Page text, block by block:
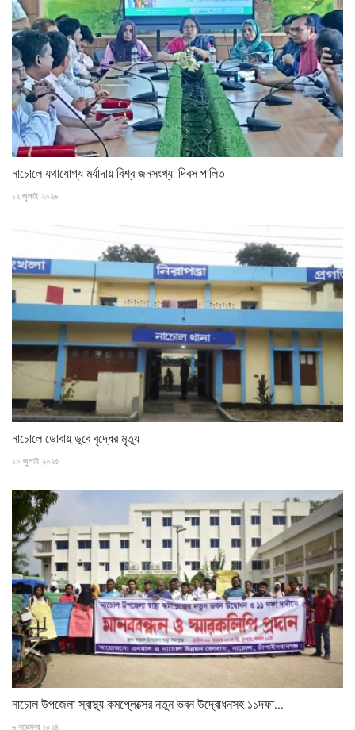
নাচোলে যথাযোগ্য মর্যাদায় বিশ্ব জনসংখ্যা দিবস পালিত
১২ জুলাই ২০২৬
নাচোলে ডোবায় ডুবে বৃদ্ধের মৃত্যু
১০ জুলাই ২০২৫
নাচোল উপজেলা স্বাস্থ্য কমপ্লেক্সের নতুন ভবন উদ্বোধনসহ ১১দফা...
৬ নভেম্বর ২০২৪